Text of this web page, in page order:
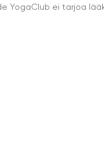
YogaClub ei tarjoa